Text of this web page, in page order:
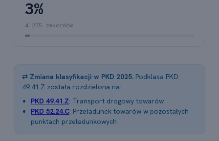
3%
4 275 rekordów
⇄ Zmiana klasyfikacji w PKD 2025. Podklasa PKD
49.41.Z została rozdzielona na:
PKD 49.41.Z: Transport drogowy towarów
PKD 52.24.C: Przeładunek towarów w pozostałych
punktach przeładunkowych